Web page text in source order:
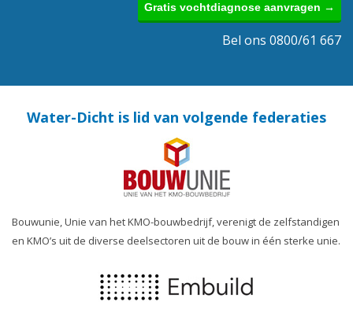
Gratis vochtdiagnose aanvragen →
Bel ons 0800/61 667
Water-Dicht is lid van volgende federaties
Bouwunie, Unie van het KMO-bouwbedrijf, verenigt de zelfstandigen
en KMO’s uit de diverse deelsectoren uit de bouw in één sterke unie.